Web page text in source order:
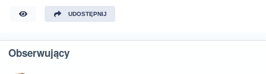
UDOSTĘPNIJ
Obserwujący